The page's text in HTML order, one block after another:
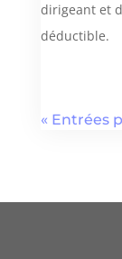
dirigeant et
déductible.
« Entrées